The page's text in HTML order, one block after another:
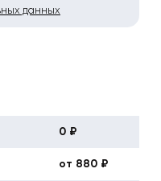
данных
0 ₽
от 880 ₽